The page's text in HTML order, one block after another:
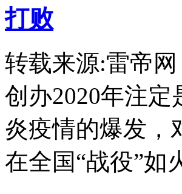
打败
转载来源:雷帝
创办2020年注
炎疫情的爆发，
在全国“战役”如